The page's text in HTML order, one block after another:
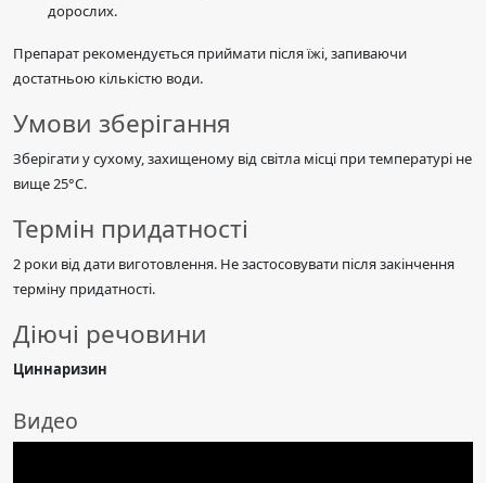
дорослих.
Препарат рекомендується приймати після їжі, запиваючи
достатньою кількістю води.
Умови зберігання
Зберігати у сухому, захищеному від світла місці при температурі не
вище 25°C.
Термін придатності
2 роки від дати виготовлення. Не застосовувати після закінчення
терміну придатності.
Діючі речовини
Циннаризин
Видео